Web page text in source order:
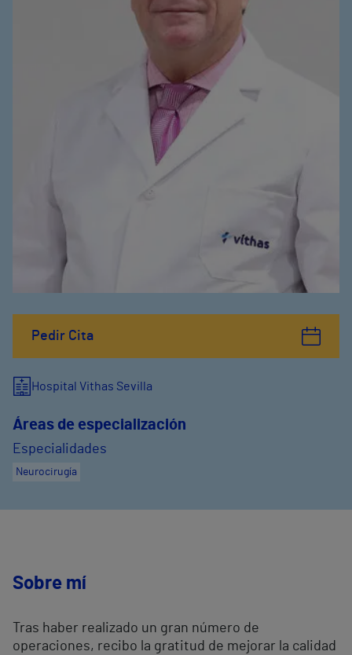
Pedir Cita
Hospital Vithas Sevilla
Áreas de especialización
Especialidades
Neurocirugía
Sobre mí
Tras haber realizado un gran número de
operaciones, recibo la gratitud de mejorar la calidad